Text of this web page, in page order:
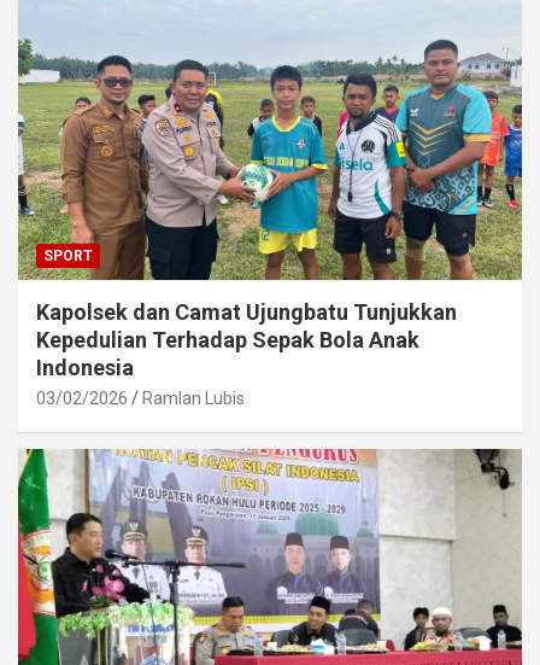
SPORT
Kapolsek dan Camat Ujungbatu Tunjukkan
Kepedulian Terhadap Sepak Bola Anak
Indonesia
03/02/2026 Ramlan Lubis